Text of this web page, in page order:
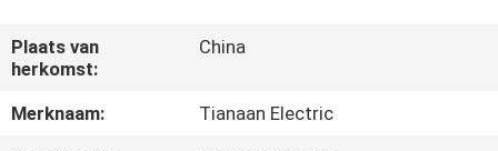
SHOW
ONGEVEER
Plaats van
herkomst:
China
Merknaam:
Tianaan Electric